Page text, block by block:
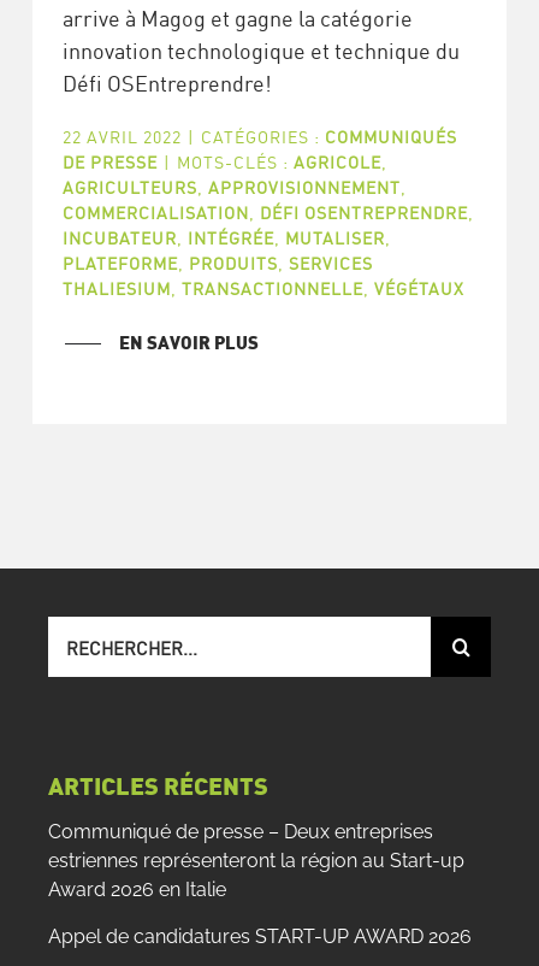
arrive à Magog et gagne la catégorie
innovation technologique et technique du
Défi OSEntreprendre!
22 AVRIL 2022 | CATÉGORIES : COMMUNIQUÉS
DE PRESSE | MOTS-CLÉS : AGRICOLE,
AGRICULTEURS APPROVISIONNEMENT
COMMERCIALISATION
DÉFI OSENTREPRENDRE,
INCUBATEUR
INTÉGRÉE, MUTALISER
PLATEFORME, PRODUITS SERVICES
THALIESIUM TRANSACTIONNELLE, VÉGÉTAUX
EN SAVOIR PLUS
sur
ARTICLES RÉCENTS
Communiqué de presse – Deux entreprises
estriennes représenteront la région au Start-up
Award 2026 en Italie
Appel de candidatures START-UP AWARD 2026